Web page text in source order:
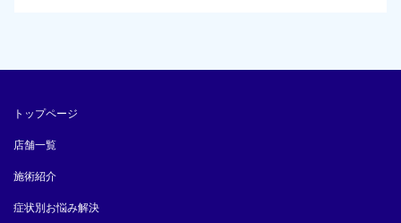
トップページ
店舗一覧
施術紹介
症状別お悩み解決